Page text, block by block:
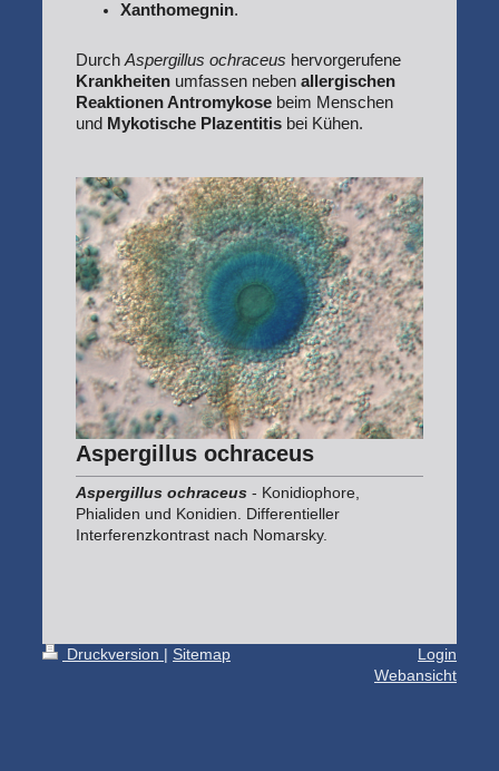
Xanthomegnin.
DurchAspergillus ochraceus hervorgerufene
Krankheiten umfassen neben allergischen
Reaktionen Antromykose beim Menschen
und Mykotische Plazentitis bei Kühen.
Aspergillus ochraceus
Aspergillus ochraceus - Konidiophore,
Phialiden und Konidien. Differentieller
Interferenzkontrast nach Nomarsky.
Druckversion | Sitemap
Login
Webansicht